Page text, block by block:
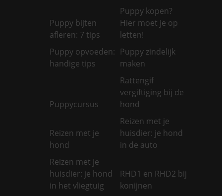
Puppy bijten
afleren: 7 tips
Puppy kopen?
Hier moet je op
letten!
Puppy opvoeden:
handige tips
Puppy zindelijk
maken
Puppycursus
Rattengif
vergiftiging bij de
hond
Reizen met je
hond
Reizen met je
huisdier: je hond
in de auto
Reizen met je
huisdier: je hond
in het vliegtuig
RHD1 en RHD2 bij
konijnen